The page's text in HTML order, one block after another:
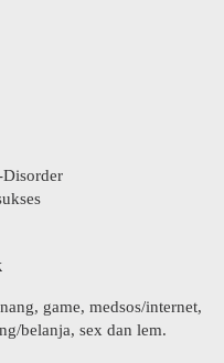
Disorder
game, medsos/internet,
belanja, sex dan lem.